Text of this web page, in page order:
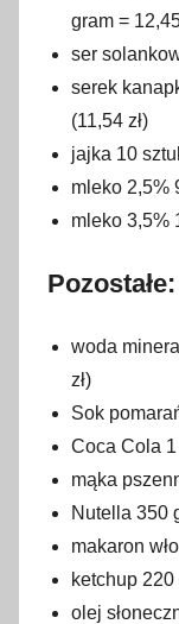
gram =
ser
serek
(11,54 zł)
jajka 10
mleko 2,5%
mleko 3,5%
Pozostałe:
woda
zł)
Sok
Coca Cola 1
mąka
Nutella 350
makaron
ketchup 220
olej